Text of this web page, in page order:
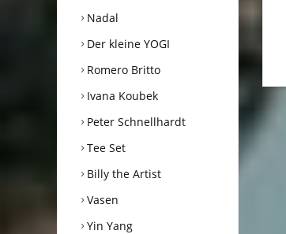
Nadal
Der kleine YOGI
Romero Britto
Ivana Koubek
Peter Schnellhardt
Tee Set
Billy the Artist
Vasen
Yin Yang